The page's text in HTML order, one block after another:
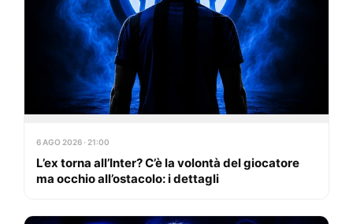
6 AGO 2026 · 21:00
L’ex torna all’Inter? C’è la volontà del giocatore
ma occhio all’ostacolo: i dettagli